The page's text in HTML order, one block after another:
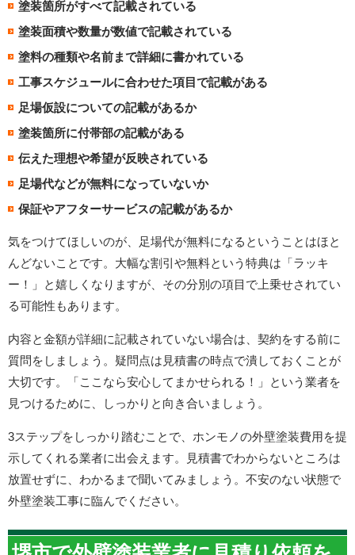
塗装箇所がすべて記載されている
塗装面積や数量が数値で記載されている
塗料の種類や名前まで詳細に書かれている
工事スケジュールに合わせた項目で記載がある
足場仮設についての記載があるか
塗装箇所に付帯部の記載がある
伝えた理想や希望が反映されている
足場代などが無料になっていないか
保証やアフターサービスの記載があるか
気をつけてほしいのが、足場代が無料になるということはほと
んどないことです。大幅な割引や無料という特典は「ラッキ
ー！」と嬉しくなりますが、その分別の項目で上乗せされてい
る可能性もあります。
内容と金額が詳細に記載されていない場合は、契約をする前に
質問をしましょう。疑問点は見積書の時点で潰しておくことが
大切です。「ここなら安心してまかせられる！」という業者を
見つけるために、しっかりと向き合いましょう。
3ステップをしっかり踏むことで、ホンモノの外壁塗装費用を提
示してくれる業者に出会えます。見積書でわからないところは
放置せずに、わかるまで聞いてみましょう。不安のない状態で
外壁塗装工事に臨んでください。